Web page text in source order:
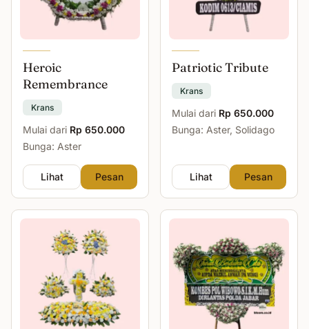
Heroic
Remembrance
Krans
Mulai dari Rp 650.000
Bunga: Aster
Lihat Pesan
Patriotic Tribute
Krans
Mulai dari Rp 650.000
Bunga: Aster, Solidago
Lihat Pesan